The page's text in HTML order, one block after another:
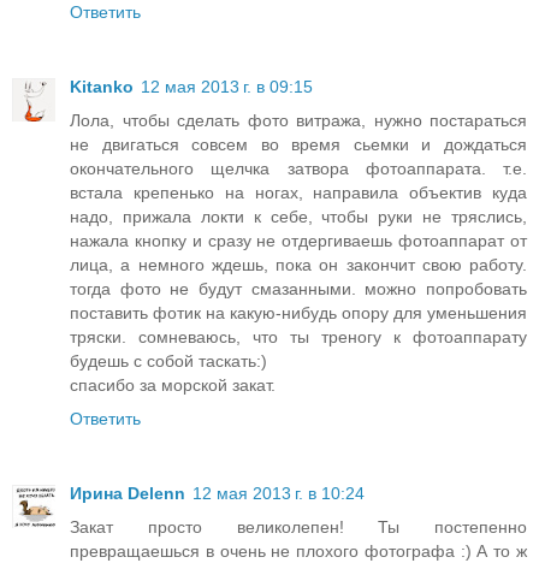
Ответить
Kitanko 12 мая 2013 г. в 09:15
Лола, чтобы сделать фото витража, нужно постараться
не двигаться совсем во время сьемки и дождаться
окончательного щелчка затвора фотоаппарата. т.е.
встала крепенько на ногах, направила объектив куда
надо, прижала локти к себе, чтобы руки не тряслись,
нажала кнопку и сразу не отдергиваешь фотоаппарат от
лица, а немного ждешь, пока он закончит свою работу.
тогда фото не будут смазанными. можно попробовать
поставить фотик на какую-нибудь опору для уменьшения
тряски. сомневаюсь, что ты треногу к фотоаппарату
будешь с собой таскать:)
спасибо за морской закат.
Ответить
Ирина Delenn 12 мая 2013 г. в 10:24
Закат просто великолепен! Ты постепенно
превращаешься в очень не плохого фотографа :) А то ж